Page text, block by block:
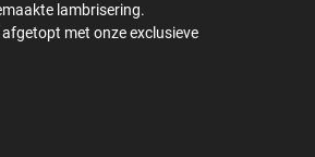
lambrisering.
met onze exclusieve